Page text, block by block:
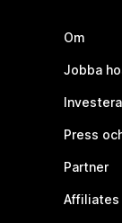
Om
Jobba
Press
Partner
Affiliates